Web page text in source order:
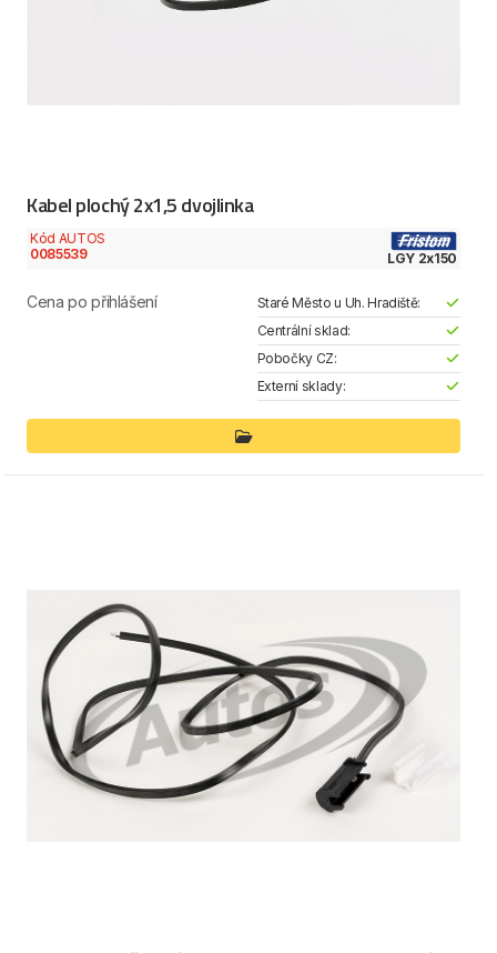
Kabel plochý 2x1,5 dvojlinka
Kód AUTOS
0085539
LGY 2x150
Cena po přihlášení
Staré Město u Uh. Hradiště:
Centrální sklad:
Pobočky CZ:
Externí sklady: